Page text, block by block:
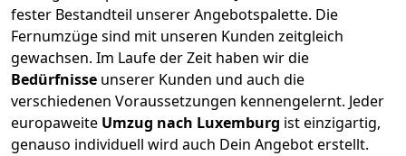
fester Bestandteil unserer Angebotspalette. Die
Fernumzüge sind mit unseren Kunden zeitgleich
gewachsen. Im Laufe der Zeit haben wir die
Bedürfnisse unserer Kunden und auch die
verschiedenen Voraussetzungen kennengelernt. Jeder
europaweite Umzug nach Luxemburg ist einzigartig,
genauso individuell wird auch Dein Angebot erstellt.